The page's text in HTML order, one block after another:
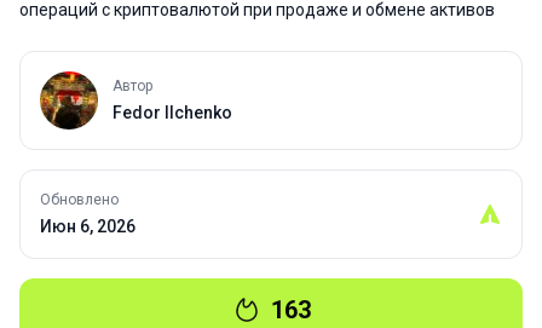
операций с криптовалютой при продаже и обмене активов
Автор
Fedor Ilchenko
Обновлено
Июн 6, 2026
163